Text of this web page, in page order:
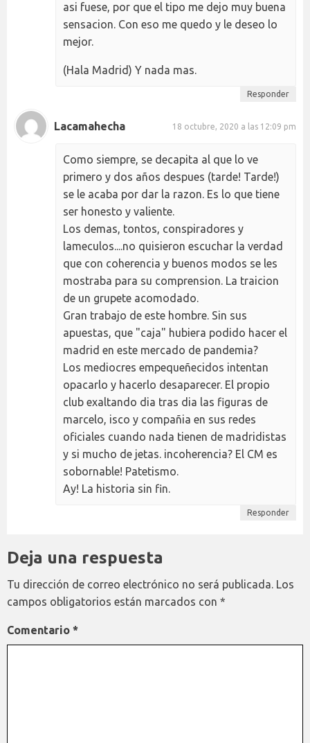
asi fuese, por que el tipo me dejo muy buena
sensacion. Con eso me quedo y le deseo lo
mejor.
(Hala Madrid) Y nada mas.
Responder
Lacamahecha 18 octubre, 2020 a las 12:09 pm
Como siempre, se decapita al que lo ve
primero y dos años despues (tarde! Tarde!)
se le acaba por dar la razon. Es lo que tiene
ser honesto y valiente.
Los demas, tontos, conspiradores y
lameculos....no quisieron escuchar la verdad
que con coherencia y buenos modos se les
mostraba para su comprension. La traicion
de un grupete acomodado.
Gran trabajo de este hombre. Sin sus
apuestas, que "caja" hubiera podido hacer el
madrid en este mercado de pandemia?
Los mediocres empequeñecidos intentan
opacarlo y hacerlo desaparecer. El propio
club exaltando dia tras dia las figuras de
marcelo, isco y compañia en sus redes
oficiales cuando nada tienen de madridistas
y si mucho de jetas. incoherencia? El CM es
sobornable! Patetismo.
Ay! La historia sin fin.
Responder
Deja una respuesta
Tu dirección de correo electrónico no será publicada. Los
campos obligatorios están marcados con *
Comentario *